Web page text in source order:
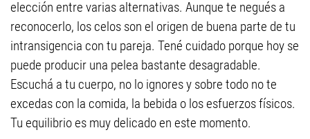
elección entre varias alternativas. Aunque te negués a
reconocerlo, los celos son el origen de buena parte de tu
intransigencia con tu pareja. Tené cuidado porque hoy se
puede producir una pelea bastante desagradable.
Escuchá a tu cuerpo, no lo ignores y sobre todo no te
excedas con la comida, la bebida o los esfuerzos físicos.
Tu equilibrio es muy delicado en este momento.